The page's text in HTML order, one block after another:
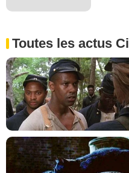
Toutes les actus